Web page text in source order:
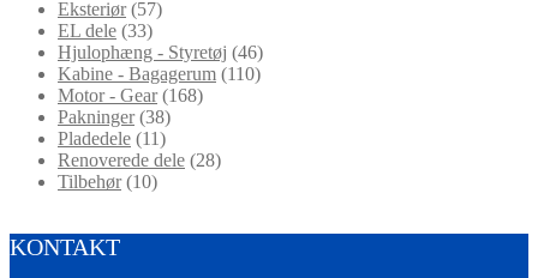
Eksteriør (57)
EL dele (33)
Hjulophæng - Styretøj (46)
Kabine - Bagagerum (110)
Motor - Gear (168)
Pakninger (38)
Pladedele (11)
Renoverede dele (28)
Tilbehør (10)
KONTAKT